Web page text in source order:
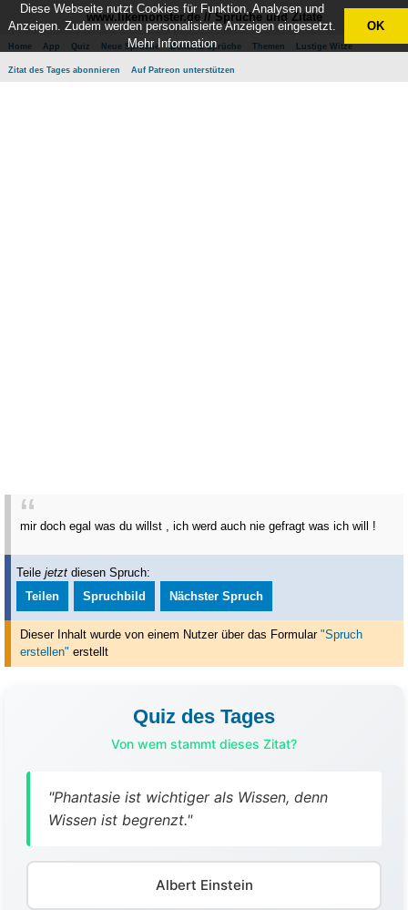
www.likemonster.de // Sprüche und Zitate
Home App Quiz Neue Sprüche Beliebte Sprüche Themen Lustige Witze
Zitat des Tages abonnieren Auf Patreon unterstützen
mir doch egal was du willst , ich werd auch nie gefragt was ich will !
Teilejetzt diesen Spruch:
Teilen
Spruchbild Nächster Spruch
Dieser Inhalt wurde von einem Nutzer über das Formular "Spruch
erstellen" erstellt
Quiz des Tages
Von wem stammt dieses Zitat?
"Phantasie ist wichtiger als Wissen, denn
Wissen ist begrenzt."
Albert Einstein
Diese Webseite nutzt Cookies für Funktion, Analysen und
Anzeigen. Zudem werden personalisierte Anzeigen eingesetzt.
Mehr Information
OK